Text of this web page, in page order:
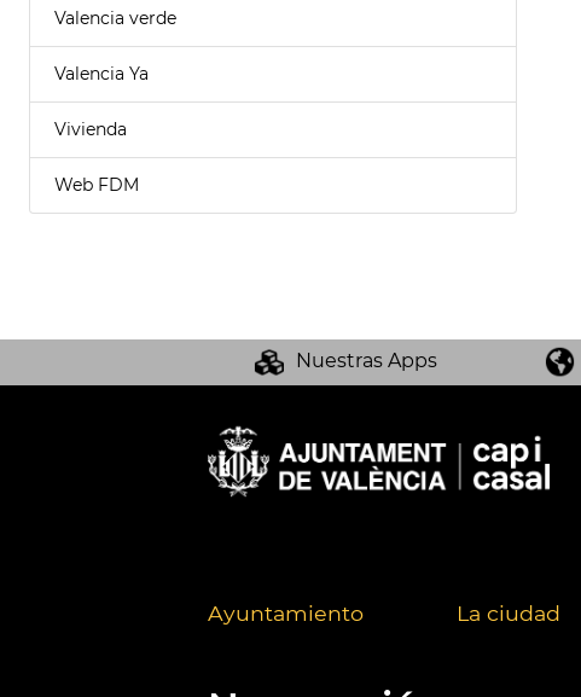
Valencia verde
Valencia Ya
Vivienda
Web FDM
Nuestras Apps
Ayuntamiento La ciudad